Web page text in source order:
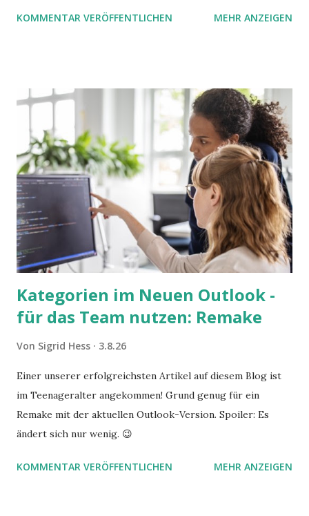
möchte. Darin habe ich zwei gute Begründungen gefunden,
KOMMENTAR VERÖFFENTLICHEN MEHR ANZEIGEN
Kategorien im Neuen Outlook -
für das Team nutzen: Remake
Von Sigrid Hess 3.8.26
Einer unserer erfolgreichsten Artikel auf diesem Blog ist
im Teenageralter angekommen! Grund genug für ein
Remake mit der aktuellen Outlook-Version. Spoiler: Es
ändert sich nur wenig. 😉
KOMMENTAR VERÖFFENTLICHEN MEHR ANZEIGEN